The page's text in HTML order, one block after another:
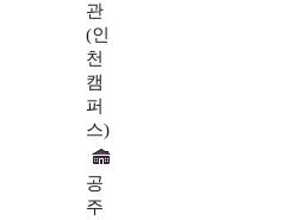
관
(인
천
캠
퍼
스)
공
주